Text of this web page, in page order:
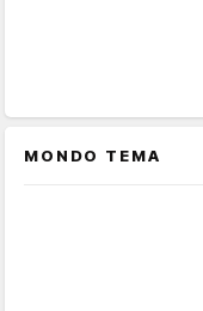
MONDO TEMA